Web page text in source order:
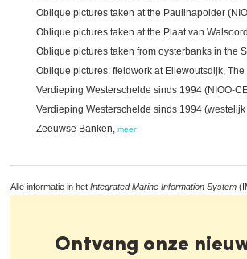
Oblique pictures taken at the Paulinapolder
Oblique pictures taken at the Plaat van
Oblique pictures taken from oysterbanks in the
Oblique pictures: fieldwork at Ellewoutsdijk,
Verdieping Westerschelde sinds 1994 (NIOO-
Verdieping Westerschelde sinds 1994
Zeeuwse Banken, meer
Alle informatie in het Integrated Marine Information System
Ontvang onze